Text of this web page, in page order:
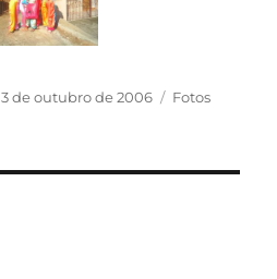
Publicado
3 de outubro de 2006 Categorias
Fotos